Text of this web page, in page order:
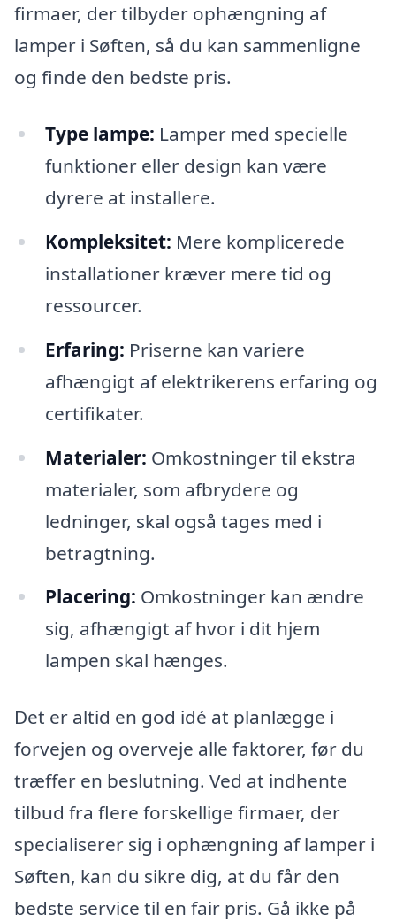
firmaer, der tilbyder ophængning af
lamper i Søften, så du kan sammenligne
og finde den bedste pris.
Type lampe: Lamper med specielle
funktioner eller design kan være
dyrere at installere.
Kompleksitet: Mere komplicerede
installationer kræver mere tid og
ressourcer.
Erfaring: Priserne kan variere
afhængigt af elektrikerens erfaring og
certifikater.
Materialer: Omkostninger til ekstra
materialer, som afbrydere og
ledninger, skal også tages med i
betragtning.
Placering: Omkostninger kan ændre
sig, afhængigt af hvor i dit hjem
lampen skal hænges.
Det er altid en god idé at planlægge i
forvejen og overveje alle faktorer, før du
træffer en beslutning. Ved at indhente
tilbud fra flere forskellige firmaer, der
specialiserer sig i ophængning af lamper i
Søften, kan du sikre dig, at du får den
bedste service til en fair pris. Gå ikke på